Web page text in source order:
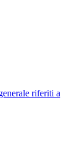
riferiti a